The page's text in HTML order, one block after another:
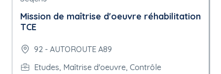
Mission de maîtrise d'oeuvre réhabilitation
TCE
92 - AUTOROUTE A89
Etudes, Maîtrise d'oeuvre, Contrôle